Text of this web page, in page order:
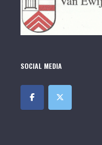
SOCIAL MEDIA